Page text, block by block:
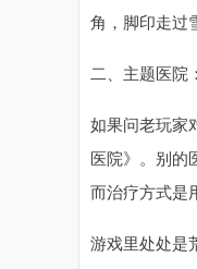
角，脚印走过
二、主题医院
如果问老玩家
医院》。别的
而治疗方式是
游戏里处处是